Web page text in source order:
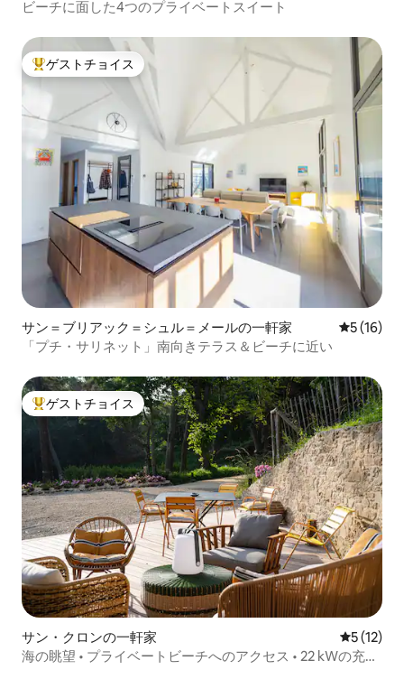
ビーチに面した4つのプライベートスイート
大好評のゲストチョイスです。
ゲストチョイス
サン＝ブリアック＝シュル＝メールの一軒家 レビュー
5 (16)
「プチ・サリネット」南向きテラス＆ビーチに近い
大好評のゲストチョイスです。
ゲストチョイス
サン・クロンの一軒家 レビュー
5 (12)
海の眺望 • プライベートビーチへのアクセス • 22 kWの充電